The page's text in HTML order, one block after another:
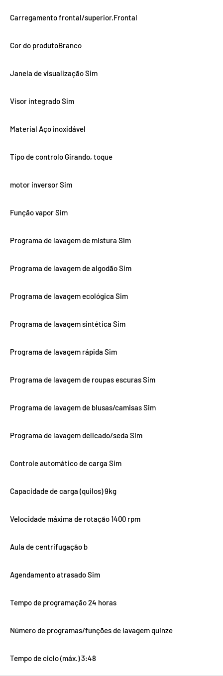
Carregamento frontal/superior.Frontal
Cor do produtoBranco
Janela de visualização Sim
Visor integrado Sim
Material Aço inoxidável
Tipo de controlo Girando, toque
motor inversor Sim
Função vapor Sim
Programa de lavagem de mistura Sim
Programa de lavagem de algodão Sim
Programa de lavagem ecológica Sim
Programa de lavagem sintética Sim
Programa de lavagem rápida Sim
Programa de lavagem de roupas escuras Sim
Programa de lavagem de blusas/camisas Sim
Programa de lavagem delicado/seda Sim
Controle automático de carga Sim
Capacidade de carga (quilos) 9kg
Velocidade máxima de rotação 1400 rpm
Aula de centrifugação b
Agendamento atrasado Sim
Tempo de programação 24 horas
Número de programas/funções de lavagem quinze
Tempo de ciclo (máx.) 3:48